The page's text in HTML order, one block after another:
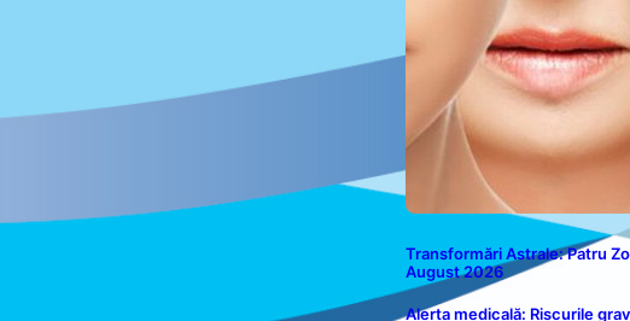
Transformări Astrale: Patru
August 2026
Alerta medicală: Riscurile